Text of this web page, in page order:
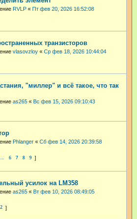
RVLP « Пт фев 20, 2026 16:52:08
транзисторов
vlasovzloy « Ср фев 18, 2026 10:44:04
"миллер" и всё такое, что так
as265 « Вс фев 15, 2026 09:10:43
Phlanger « Сб фев 14, 2026 20:39:58
… 6 7 8 9
усилок на LM358
as265 « Вт фев 10, 2026 08:49:05
2